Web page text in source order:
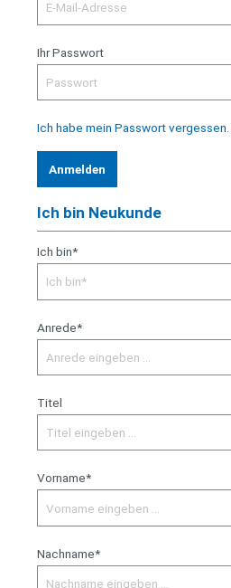
Ihr Passwort
Ich habe mein Passwort vergessen.
Anmelden
Ich bin Neukunde
Ich bin*
Anrede*
Titel
Vorname*
Nachname*